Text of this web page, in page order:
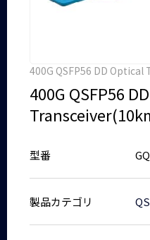
400G QSFP56 DD
400G QSFP56
型番
製品カテゴリ